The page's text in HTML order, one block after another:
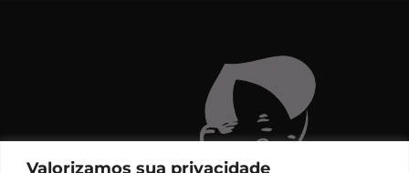
Valorizamos sua privacidade